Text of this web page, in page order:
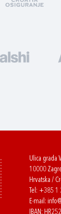
Ulica grada
10000
Hrvatska /
Tel: +385 1
E-mail:
IBAN: